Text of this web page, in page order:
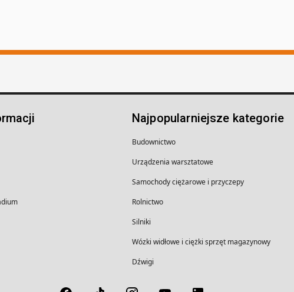
Najpopularniejsze kategorie
Budownictwo
Urządzenia warsztatowe
Samochody ciężarowe i przyczepy
Rolnictwo
Silniki
Wózki widłowe i ciężki sprzęt magazynowy
Dźwigi